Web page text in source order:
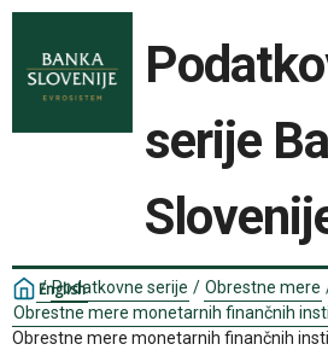
serije
English
/ Podatkovne serije / Obrestne mere
Obrestne mere monetarnih finančnih
Obrestne mere monetarnih finančnih